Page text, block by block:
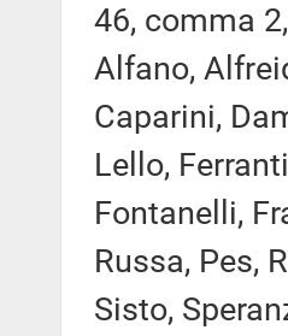
46, comma
Alfano,
Caparini,
Lello,
Fontanelli,
Russa, Pes,
Sisto,